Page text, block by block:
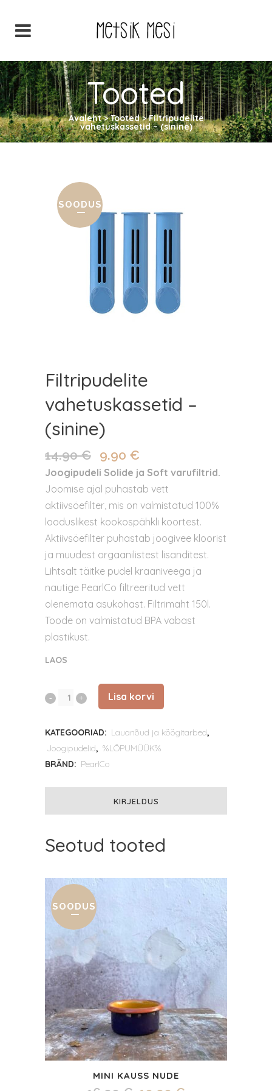
Tooted
Avaleht>Tooted>Filtripudelite
vahetuskassetid – (sinine)
SOODUS
Filtripudelite
vahetuskassetid –
(sinine)
14.90€
Algne
hind
oli:
14.90 €.
9.90 €
hind
on:
9.90 €.
Joogipudeli Solide ja Soft varufiltrid.
Joomise ajal puhastab vett
aktiivsöefilter, mis on valmistatud 100%
looduslikest kookospähkli koortest.
Aktiivsöefilter puhastab joogivee kloorist
ja muudest orgaanilistest lisanditest.
Lihtsalt täitke pudel kraaniveega ja
nautige PearlCo filtreeritud vett
olenemata asukohast. Filtrimaht 150l.
Toode on valmistatud BPA vabast
plastikust.
LAOS
Filtripudelite
(sinine)
quantity
Lisa korvi
KATEGOORIAD: Lauanõud ja köögitarbed,
Joogipudelid, %LÕPUMÜÜK%
BRÄND: PearlCo
KIRJELDUS
Seotud tooted
SOODUS
MINI KAUSS NUDE